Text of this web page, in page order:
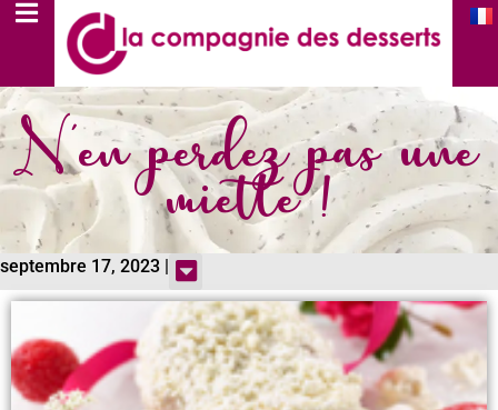
N'en perdez pas une
miette !
septembre 17, 2023 |